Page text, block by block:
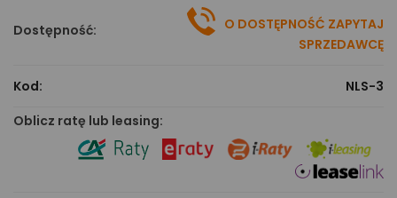
Dostępność:
O DOSTĘPNOŚĆ ZAPYTAJ
SPRZEDAWCĘ
Kod:
NLS-3
Oblicz ratę lub leasing: